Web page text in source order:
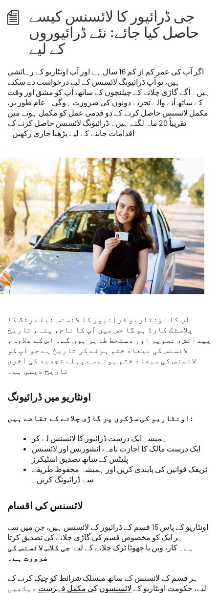
جی ڈرائیور کا لائسنس کیسے
حاصل کیا جائے: نئے ڈرائیوروں
کے لیے
اگر آپ کی عمر کم از کم 16 سال ہے اور آپ اونٹاریو کے رہائشی
ہیں، تو آپ ڈرائیونگ لائسنس کے لیے درخواست دے سکتے
ہیں۔ آگے گاڑی چلانے کے چیلنجوں کے ساتھ، آپ کو مشق اور وقت
کے ساتھ آنے والے تجربے دونوں کی ضرورت ہوگی۔ عام طور پر،
مکمل لائسنس حاصل کرنے کے دو قدمی عمل کو مکمل ہونے میں
تقریباً 20 ماہ لگتے ہیں۔ ڈرائیونگ لائسنس حاصل کرنے کے
اقدامات جاننے کے لیے پڑھنا جاری رکھیں۔
آپ کا اونٹاریو ڈرائیور کا لائسنس نیلے رنگ کا
پلاسٹک کارڈ ہو گا جس میں آپ کا نام، پتہ، تاریخ
پیدائش، تصویر اور دستخط ظاہر ہوں گے۔ اس کے علاوہ،
لائسنس کی میعاد ختم ہونے کی تاریخ ہے جو آپ کو
لائسنس کی میعاد ختم ہونے سے پہلے تجدید کی آخری
تاریخ دیتی ہے۔
اونٹاریو میں ڈرائیونگ
اونٹاریو کی سڑکوں پر گاڑی چلانے کے تقاضے ہیں:
ہمیشہ ایک درست ڈرائیور کا لائسنس لے کر
ایک درست مالک کا اجازت نامہ، انشورنس اور لائسنس
پلیٹس کے ساتھ تصدیق اسٹیکرز
ٹریفک قوانین کی پابندی کریں اور ہمیشہ محفوظ طریقے
سے ڈرائیونگ کریں۔
لائسنس کی اقسام
اونٹاریو کے پاس 15 قسم کے ڈرائیور کے لائسنس ہیں، جن میں سے
ہر ایک کو مخصوص قسم کی گاڑی چلانے کی تصدیق کرتا
ہے۔ کار، وین یا چھوٹا ٹرک چلانے کے لیے جی کلاس لائسنس کی
ضرورت ہے۔
ہر قسم کے لائسنس کے ساتھ منسلک شرائط کو چیک کرنے کے
لیے، حکومت اونٹاریو کے لائسنسوں کی مکمل فہرست دیکھیں